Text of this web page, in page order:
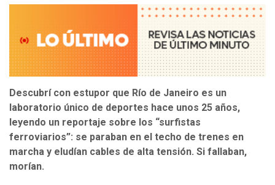
Descubrí con estupor que Río de Janeiro es un
laboratorio único de deportes hace unos 25 años,
leyendo un reportaje sobre los “surfistas
ferroviarios”: se paraban en el techo de trenes en
marcha y eludían cables de alta tensión. Si fallaban,
morían.